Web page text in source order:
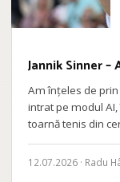
Jannik Sinner
Am înțeles de
intrat pe modul
toarnă tenis din
12.07.2026 · Radu